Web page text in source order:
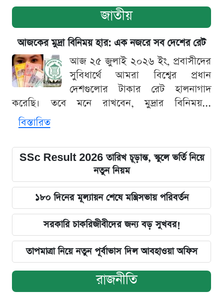
জাতীয়
আজকের মুদ্রা বিনিময় হার: এক নজরে সব দেশের রেট
আজ ২৫ জুলাই ২০২৬ ইং, প্রবাসীদের
সুবিধার্থে আমরা বিশ্বের প্রধান
দেশগুলোর টাকার রেট হালনাগাদ
করেছি। তবে মনে রাখবেন, মুদ্রার বিনিময়...
বিস্তারিত
SSc Result 2026 তারিখ চূড়ান্ত, স্কুলে ভর্তি নিয়ে
নতুন নিয়ম
১৮০ দিনের মূল্যায়ন শেষে মন্ত্রিসভায় পরিবর্তন
সরকারি চাকরিজীবীদের জন্য বড় সুখবর!
তাপমাত্রা নিয়ে নতুন পূর্বাভাস দিল আবহাওয়া অফিস
রাজনীতি